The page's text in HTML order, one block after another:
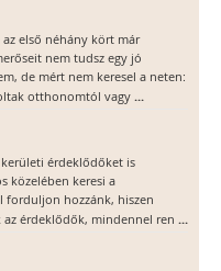
az első néhány kört már
nem tudsz egy jó
de mért nem keresel a neten:
otthonomtól vagy ...
érdeklődőket is
közelében keresi a
forduljon hozzánk, hiszen
érdeklődők, mindennel ren ...